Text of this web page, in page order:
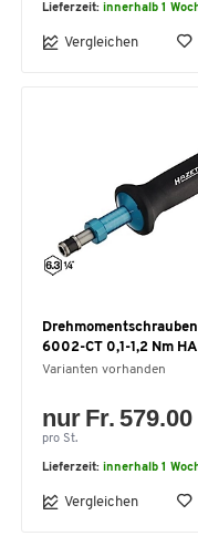
Lieferzeit: innerhalb 1
Vergleichen
6002-CT 0,1-1,2 Nm
Varianten vorhanden
nur Fr. 579.00
pro St.
Lieferzeit: innerhalb 1
Vergleichen